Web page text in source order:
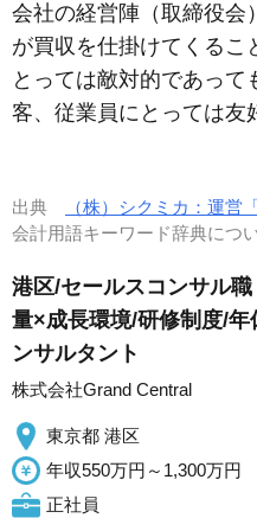
会社の経営陣（取締役会
が買収を仕掛けてくるこ
とっては敵対的であっ
客、従業員にとっては友
出典
（株）シクミカ：運営
会計用語キーワード辞典に
港区/セールスコンサル
量×成長環境/研修制度/
ンサルタント
株式会社Grand Central
東京都 港区
年収550万円～1,300万円
正社員